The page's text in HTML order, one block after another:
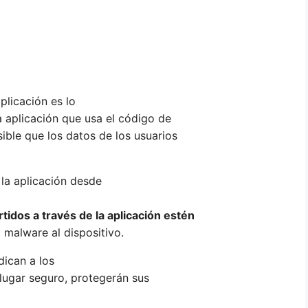
es lo
aplicación que usa el código de
que los datos de los usuarios
aplicación desde
a través de la aplicación estén
al dispositivo.
a los
seguro, protegerán sus